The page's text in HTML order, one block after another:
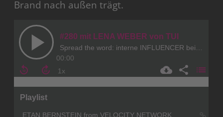
Brand nach außen trägt.